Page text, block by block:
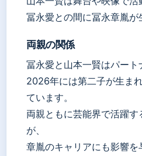
冨永愛との間に冨永章胤が
両親の関係
冨永愛と山本一賢はパート
2026年には第二子が生ま
ています。
両親ともに芸能界で活躍す
が、
章胤のキャリアにも影響を